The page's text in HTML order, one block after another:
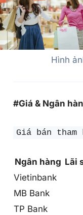
Hình
#Giá & Ngân
Giá bán
Ngân hàng Lãi
Vietinbank
MB Bank
TP Bank